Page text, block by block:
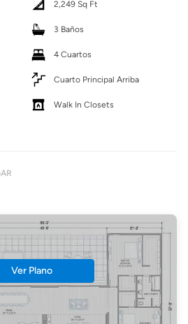
2,249 Sq Ft
3 Baños
4 Cuartos
Cuarto Principal Arriba
Walk In Closets
Ver Plano